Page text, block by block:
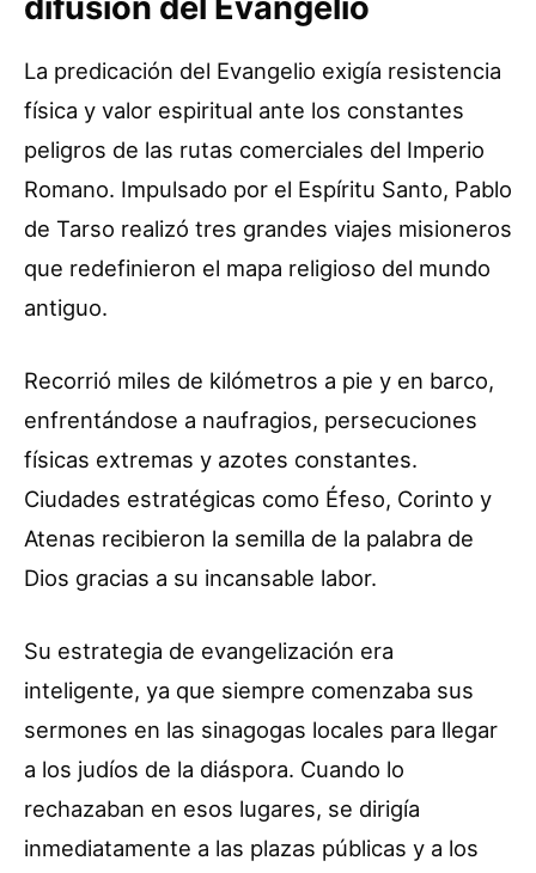
difusión del Evangelio
La predicación del Evangelio exigía resistencia
física y valor espiritual ante los constantes
peligros de las rutas comerciales del Imperio
Romano. Impulsado por el Espíritu Santo, Pablo
de Tarso realizó tres grandes viajes misioneros
que redefinieron el mapa religioso del mundo
antiguo.
Recorrió miles de kilómetros a pie y en barco,
enfrentándose a naufragios, persecuciones
físicas extremas y azotes constantes.
Ciudades estratégicas como Éfeso, Corinto y
Atenas recibieron la semilla de la palabra de
Dios gracias a su incansable labor.
Su estrategia de evangelización era
inteligente, ya que siempre comenzaba sus
sermones en las sinagogas locales para llegar
a los judíos de la diáspora. Cuando lo
rechazaban en esos lugares, se dirigía
inmediatamente a las plazas públicas y a los